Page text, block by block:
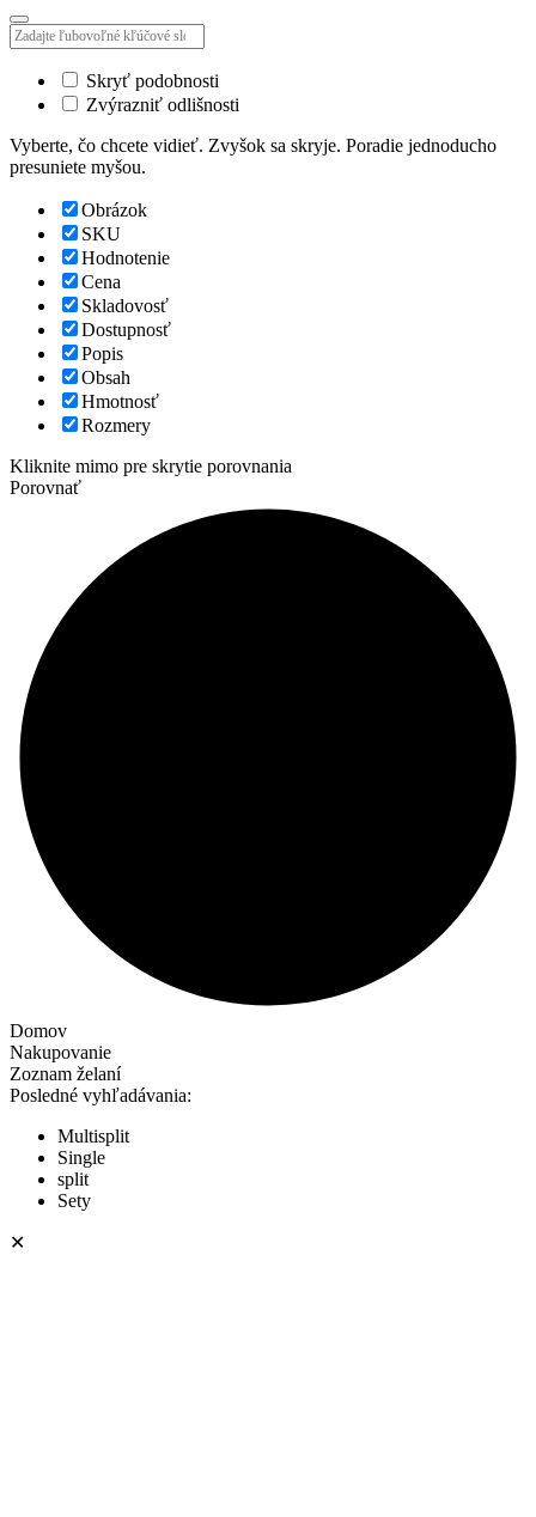
Skryť podobnosti
Zvýrazniť odlišnosti
Vyberte, čo chcete vidieť. Zvyšok sa skryje. Poradie jednoducho
presuniete myšou.
Obrázok
SKU
Hodnotenie
Cena
Skladovosť
Dostupnosť
Popis
Obsah
Hmotnosť
Rozmery
Kliknite mimo pre skrytie porovnania
Porovnať
Domov
Nakupovanie
Zoznam želaní
Posledné vyhľadávania:
Multisplit
Single
split
Sety
✕